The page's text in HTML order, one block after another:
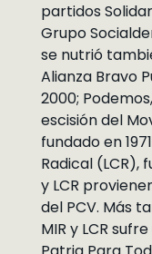
partidos
Grupo
se nutrió
Alianza Bravo
2000;
escisión del
fundado en
Radical (LCR),
y LCR
del PCV. Más
MIR y LCR